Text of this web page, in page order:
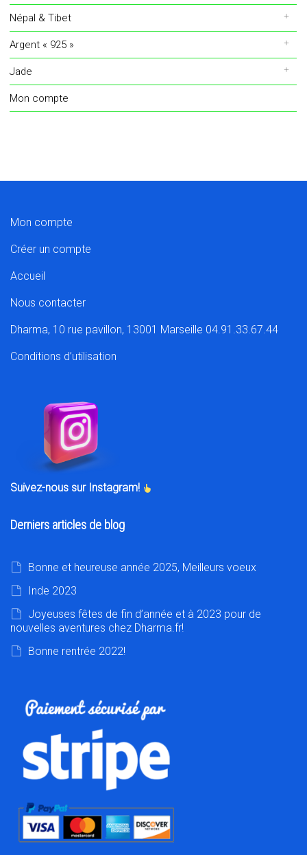
Népal & Tibet
Argent « 925 »
Jade
Mon compte
Mon compte
Créer un compte
Accueil
Nous contacter
Dharma, 10 rue pavillon, 13001 Marseille 04.91.33.67.44
Conditions d’utilisation
Suivez-nous sur Instagram!
Derniers articles de blog
Bonne et heureuse année 2025, Meilleurs voeux
Inde 2023
Joyeuses fêtes de fin d’année et à 2023 pour de
nouvelles aventures chez Dharma.fr!
Bonne rentrée 2022!